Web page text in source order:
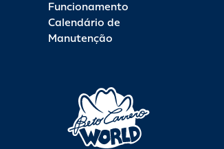
Funcionamento
Calendário de
Manutenção